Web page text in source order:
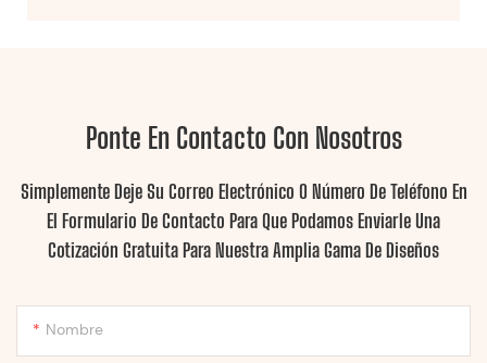
Ponte En Contacto Con Nosotros
Simplemente Deje Su Correo Electrónico O Número De Teléfono En
El Formulario De Contacto Para Que Podamos Enviarle Una
Cotización Gratuita Para Nuestra Amplia Gama De Diseños
Nombre